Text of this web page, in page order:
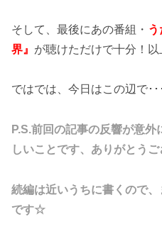
そして、最後にあの番組・
界』 が聴けただけで十分！以
ではでは、今日はこの辺で･
P.S.前回の記事の反響が意
しいことです、ありがとうご
続編は近いうちに書くので
です☆